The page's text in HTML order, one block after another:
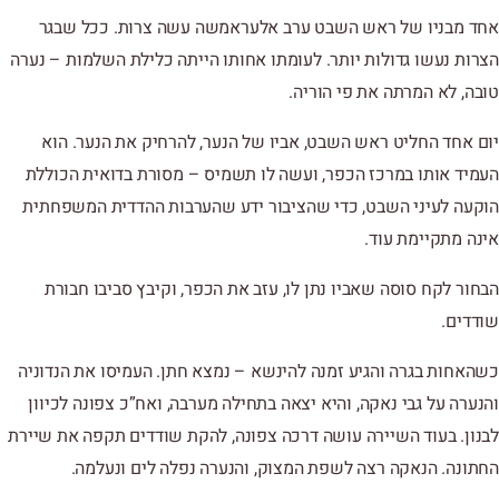
אחד מבניו של ראש השבט ערב אלעראמשה עשה צרות. ככל שבגר
הצרות נעשו גדולות יותר. לעומתו אחותו הייתה כלילת השלמות – נערה
טובה, לא המרתה את פי הוריה.
יום אחד החליט ראש השבט, אביו של הנער, להרחיק את הנער. הוא
העמיד אותו במרכז הכפר, ועשה לו תשמיס – מסורת בדואית הכוללת
הוקעה לעיני השבט,כדי שהציבור ידע שהערבות ההדדית המשפחתית
אינה מתקיימת עוד.
הבחור לקח סוסה שאביו נתן לו, עזב את הכפר, וקיבץ סביבו חבורת
שודדים.
כשהאחות בגרה והגיע זמנה להינשא – נמצא חתן. העמיסו את הנדוניה
והנערה על גבי נאקה, והיא יצאה בתחילה מערבה, ואח”כ צפונה לכיוון
לבנון. בעוד השיירה עושה דרכה צפונה, להקת שודדים תקפה את שיירת
החתונה. הנאקה רצה לשפת המצוק, והנערה נפלה לים ונעלמה.